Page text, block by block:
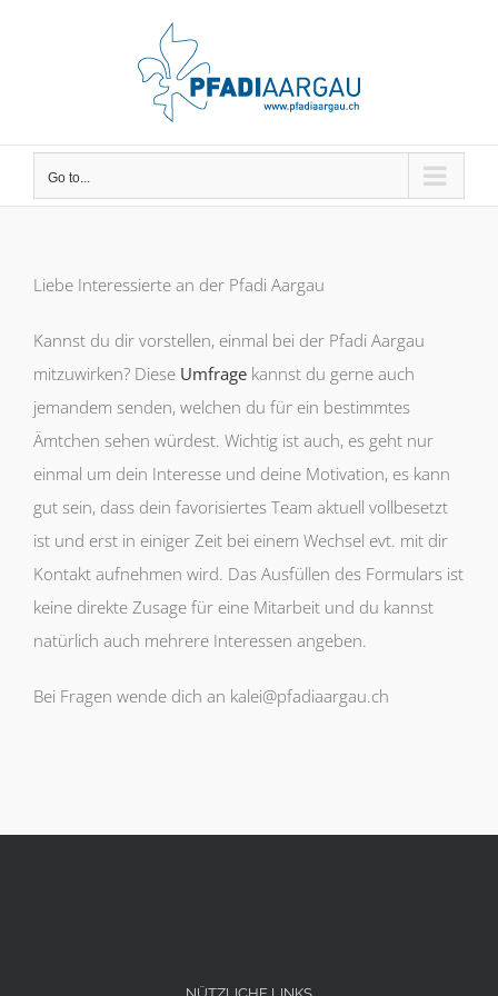
Go to...
Liebe Interessierte an der Pfadi Aargau
Kannst du dir vorstellen, einmal bei der Pfadi Aargau
mitzuwirken? Diese Umfrage kannst du gerne auch
jemandem senden, welchen du für ein bestimmtes
Ämtchen sehen würdest. Wichtig ist auch, es geht nur
einmal um dein Interesse und deine Motivation, es kann
gut sein, dass dein favorisiertes Team aktuell vollbesetzt
ist und erst in einiger Zeit bei einem Wechsel evt. mit dir
Kontakt aufnehmen wird. Das Ausfüllen des Formulars ist
keine direkte Zusage für eine Mitarbeit und du kannst
natürlich auch mehrere Interessen angeben.
Bei Fragen wende dich an kalei@pfadiaargau.ch